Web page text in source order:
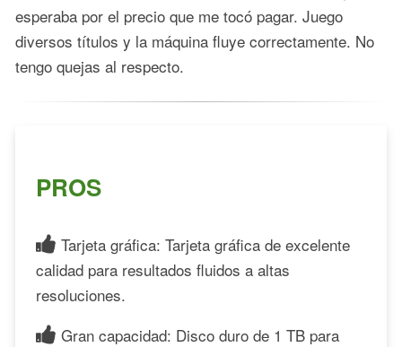
esperaba por el precio que me tocó pagar. Juego
diversos títulos y la máquina fluye correctamente. No
tengo quejas al respecto.
PROS
Tarjeta gráfica: Tarjeta gráfica de excelente
calidad para resultados fluidos a altas
resoluciones.
Gran capacidad: Disco duro de 1 TB para